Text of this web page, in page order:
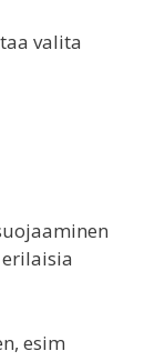
valita
esim